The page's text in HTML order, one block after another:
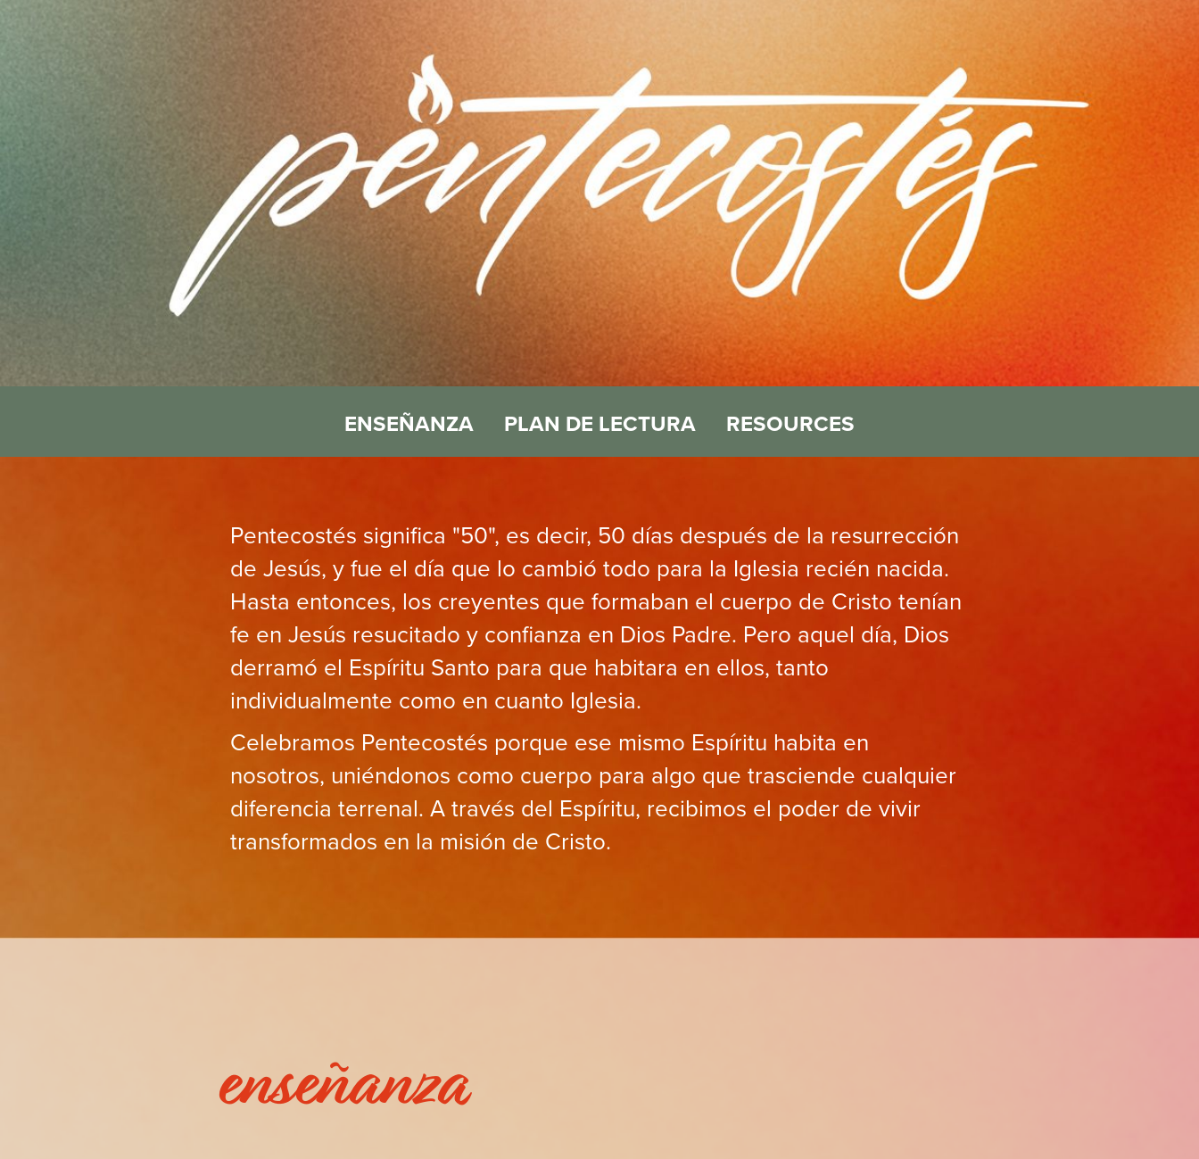
ENSEÑANZA PLAN DE LECTURA RESOURCES
Pentecostés significa "50", es decir, 50 días después de la resurrección
de Jesús, y fue el día que lo cambió todo para la Iglesia recién nacida.
Hasta entonces, los creyentes que formaban el cuerpo de Cristo tenían
fe en Jesús resucitado y confianza en Dios Padre. Pero aquel día, Dios
derramó el Espíritu Santo para que habitara en ellos, tanto
individualmente como en cuanto Iglesia.
Celebramos Pentecostés porque ese mismo Espíritu habita en
nosotros, uniéndonos como cuerpo para algo que trasciende cualquier
diferencia terrenal. A través del Espíritu, recibimos el poder de vivir
transformados en la misión de Cristo.
enseñanza